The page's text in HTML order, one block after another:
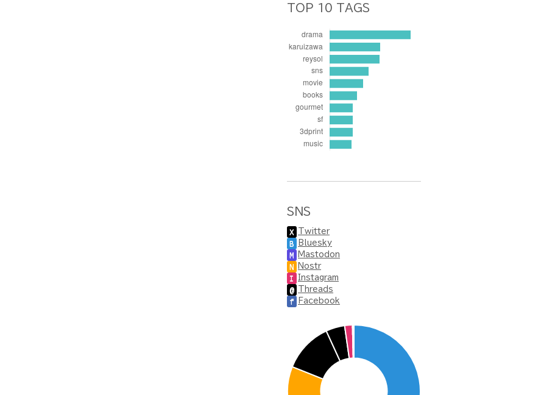
TOP 10 TAGS
SNS
X Twitter
B Bluesky
M Mastodon
N Nostr
I Instagram
@ Threads
f Facebook